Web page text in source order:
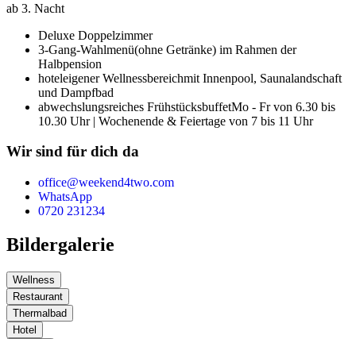
ab 3. Nacht
Deluxe Doppelzimmer
3-Gang-Wahlmenü(ohne Getränke) im Rahmen der
Halbpension
hoteleigener Wellnessbereichmit Innenpool, Saunalandschaft
und Dampfbad
abwechslungsreiches FrühstücksbuffetMo - Fr von 6.30 bis
10.30 Uhr | Wochenende & Feiertage von 7 bis 11 Uhr
Wir sind für dich da
office@weekend4two.com
WhatsApp
0720 231234
Bildergalerie
Wellness
Restaurant
Thermalbad
Hotel